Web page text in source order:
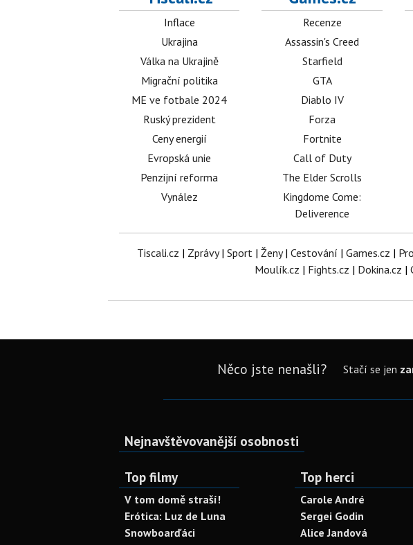
Inflace
Ukrajina
Válka na Ukrajině
Migrační politika
ME ve fotbale 2024
Ruský prezident
Ceny energií
Evropská unie
Penzijní reforma
Vynález
Recenze
Assassin's Creed
Starfield
GTA
Diablo IV
Forza
Fortnite
Call of Duty
The Elder Scrolls
Kingdome Come:
Deliverence
Tiscali.cz | Zprávy| Sport| Ženy| Cestování | Games.cz |
Moulík.cz | Fights.cz | Dokina.cz |
Něco jste nenašli? Stačí se jen
Nejnavštěvovanější osobnosti
Top filmy
V tom domě straší!
Erótica: Luz de Luna
Snowboarďáci
Top herci
Carole André
Sergei Godin
Alice Jandová